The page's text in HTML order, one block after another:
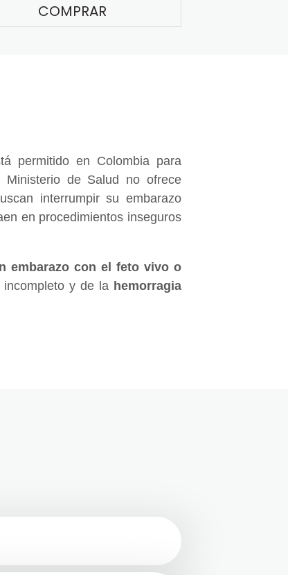
COMPRAR
permitido en Colombia para
Ministerio de Salud no ofrece
interrumpir su embarazo
en procedimientos inseguros
embarazo con el feto vivo o
y de la hemorragia